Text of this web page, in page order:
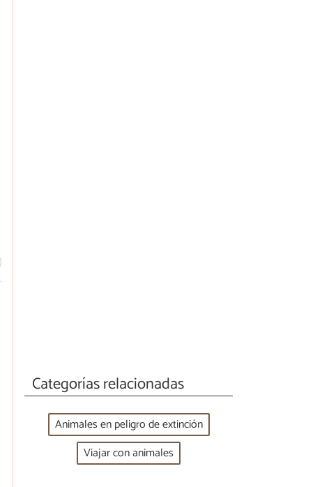
Categorías relacionadas
Animales en peligro de extinción
Viajar con animales